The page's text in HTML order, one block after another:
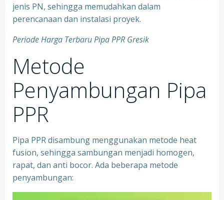
jenis PN, sehingga memudahkan dalam
perencanaan dan instalasi proyek.
Periode Harga Terbaru Pipa PPR Gresik
Metode
Penyambungan Pipa
PPR
Pipa PPR disambung menggunakan metode heat
fusion, sehingga sambungan menjadi homogen,
rapat, dan anti bocor. Ada beberapa metode
penyambungan: